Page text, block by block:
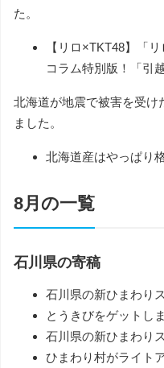
た。
【リロ×TKT48】「
コラム特別版！「引
北海道が地震で被害を受け
ました。
北海道産はやっぱり
8月の一覧
石川県の寄稿
石川県の新ひまわり
とうきびをゲットし
石川県の新ひまわり
ひまわり村がライト